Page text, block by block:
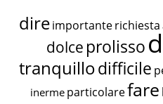
dire importante richiesta
dolce prolisso
tranquillodifficile
inerme particolarefare